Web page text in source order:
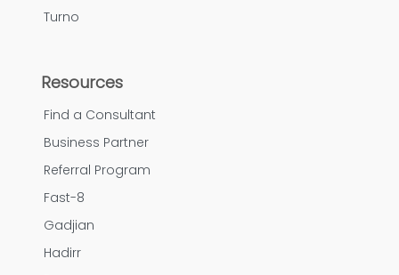
Turno
Resources
Find a Consultant
Business Partner
Referral Program
Fast-8
Gadjian
Hadirr